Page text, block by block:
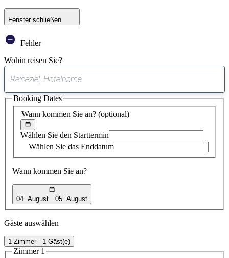
Fenster schließen
Fehler
Wohin reisen Sie?
gefundener
Vorschlag
Wann kommen Sie an? (optional)
Wählen Sie den Starttermin
Wählen Sie das Enddatum
Wann kommen Sie an?
04. August 05. August
Booking Dates
Gäste auswählen
1 Zimmer - 1 Gäst(e)
Zimmer 1